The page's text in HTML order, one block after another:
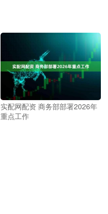
实配网配资 商务部部署2026年
重点工作